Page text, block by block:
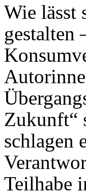
Wie lässt
gestalten
Zukunft“
schlagen
Teilhabe